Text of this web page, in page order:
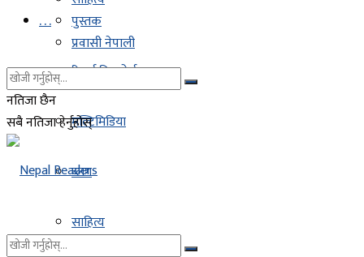
. . .
रिडर्स डिस्कोर्स
मल्टिमिडिया
ब्लग
साहित्य
पुस्तक
प्रवासी नेपाली
नतिजा छैन
सबै नतिजा हेर्नुहोस्